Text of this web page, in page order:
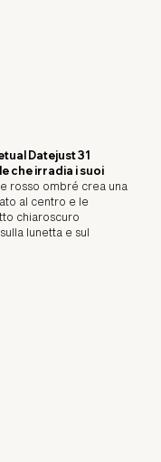
Datejust 31
che irradia i suoi
rosso ombré crea una
al centro e le
chiaroscuro
lunetta e sul